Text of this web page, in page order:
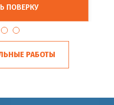
ПОВЕРКУ
РАБОТЫ